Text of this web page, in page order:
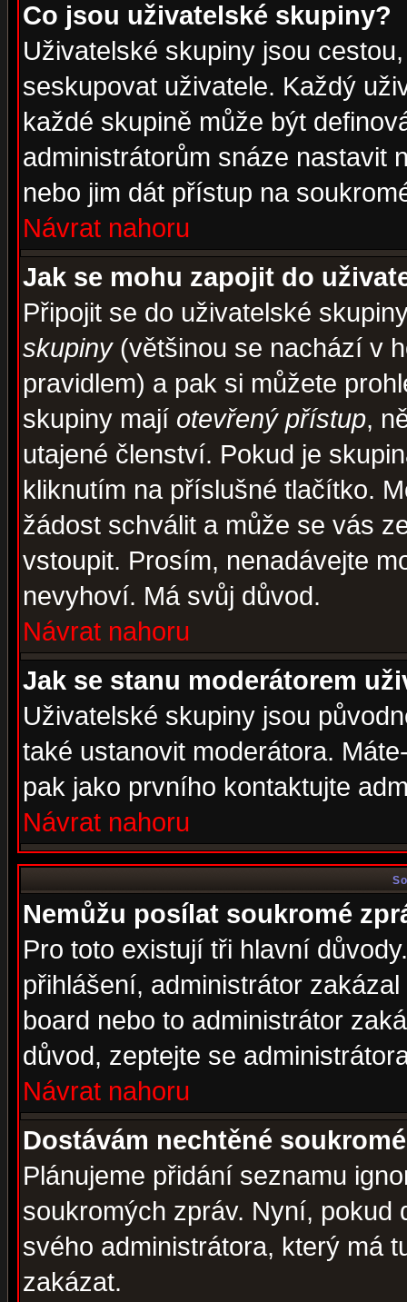
Co jsou uživatelské skupiny?
Uživatelské skupiny jsou
seskupovat uživatele. Každý
každé skupině může být
administrátorům snáze nastavit
nebo jim dát přístup na
Návrat nahoru
Jak se mohu zapojit do
Připojit se do uživatelské
skupiny(většinou se nachází v
pravidlem) a pak si můžete
skupiny mají otevřený přístup,
utajené členství. Pokud je
kliknutím na příslušné tlačítko.
žádost schválit a může se vás
vstoupit. Prosím, nenadávejte
nevyhoví. Má svůj důvod.
Návrat nahoru
Jak se stanu moderátorem
Uživatelské skupiny jsou
také ustanovit moderátora.
pak jako prvního kontaktujte
Návrat nahoru
Nemůžu posílat soukromé
Pro toto existují tři hlavní
přihlášení, administrátor
board nebo to administrátor
důvod, zeptejte se
Návrat nahoru
Dostávám nechtěné
Plánujeme přidání seznamu
soukromých zpráv. Nyní, pokud
svého administrátora, který má
zakázat.